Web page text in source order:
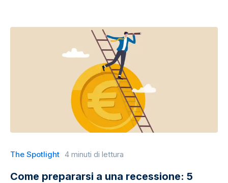
The Spotlight 4 minuti di lettura
Come prepararsi a una recessione: 5